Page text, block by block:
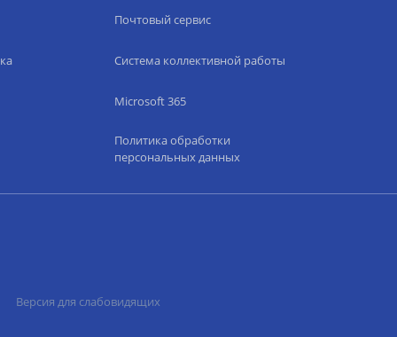
Почтовый сервис
Система коллективной работы
Microsoft 365
Политика обработки
персональных данных
Версия для слабовидящих